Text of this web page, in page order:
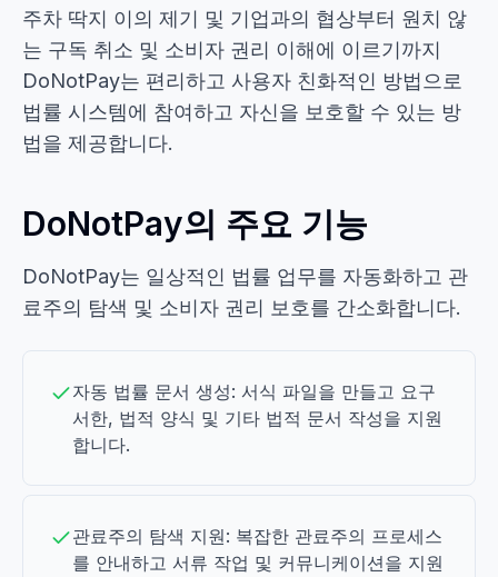
주차 딱지 이의 제기 및 기업과의 협상부터 원치 않
는 구독 취소 및 소비자 권리 이해에 이르기까지
DoNotPay는 편리하고 사용자 친화적인 방법으로
법률 시스템에 참여하고 자신을 보호할 수 있는 방
법을 제공합니다.
DoNotPay의 주요 기능
DoNotPay는 일상적인 법률 업무를 자동화하고 관
료주의 탐색 및 소비자 권리 보호를 간소화합니다.
자동 법률 문서 생성: 서식 파일을 만들고 요구
서한, 법적 양식 및 기타 법적 문서 작성을 지원
합니다.
관료주의 탐색 지원: 복잡한 관료주의 프로세스
를 안내하고 서류 작업 및 커뮤니케이션을 지원